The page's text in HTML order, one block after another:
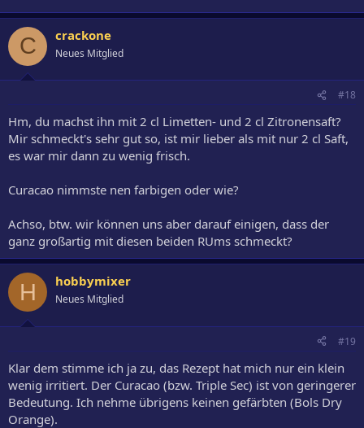
C crackone
Neues Mitglied
#18
Hm, du machst ihn mit 2 cl Limetten- und 2 cl Zitronensaft?
Mir schmeckt's sehr gut so, ist mir lieber als mit nur 2 cl Saft,
es war mir dann zu wenig frisch.
Curacao nimmste nen farbigen oder wie?
Achso, btw. wir können uns aber darauf einigen, dass der
ganz großartig mit diesen beiden RUms schmeckt?
H hobbymixer
Neues Mitglied
#19
Klar dem stimme ich ja zu, das Rezept hat mich nur ein klein
wenig irritiert. Der Curacao (bzw. Triple Sec) ist von geringerer
Bedeutung. Ich nehme übrigens keinen gefärbten (Bols Dry
Orange).